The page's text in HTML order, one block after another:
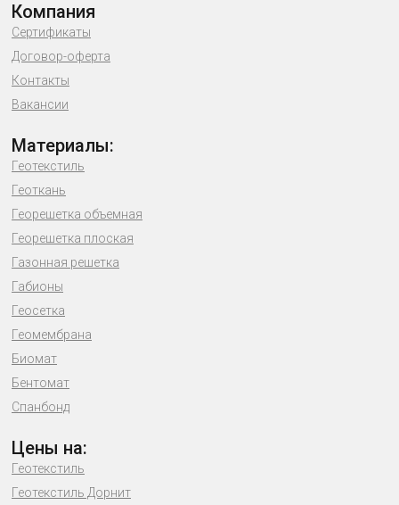
Компания
Сертификаты
Договор-оферта
Контакты
Вакансии
Материалы:
Геотекстиль
Геоткань
Георешетка объемная
Георешетка плоская
Газонная решетка
Габионы
Геосетка
Геомембрана
Биомат
Бентомат
Спанбонд
Цены на:
Геотекстиль
Геотекстиль Дорнит